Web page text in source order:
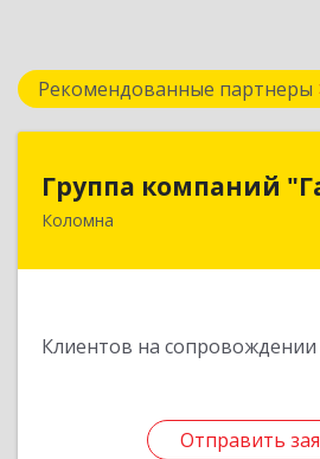
Рекомендованные партнеры
Группа компаний
Коломна
Клиентов на сопровождении
Отправить
Группа
140407, Московская обл,
Отправить